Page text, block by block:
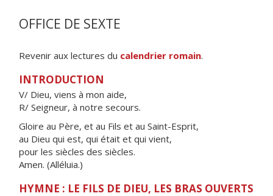
OFFICE DE SEXTE
Revenir aux lectures du calendrier romain.
INTRODUCTION
V/ Dieu, viens à mon aide,
R/ Seigneur, à notre secours.
Gloire au Père, et au Fils et au Saint-Esprit,
au Dieu qui est, qui était et qui vient,
pour les siècles des siècles.
Amen. (Alléluia.)
HYMNE : LE FILS DE DIEU, LES BRAS OUVERTS